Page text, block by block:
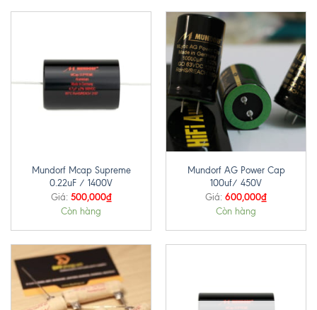
Mundorf Mcap Supreme
0.22uF / 1400V
Giá: 500,000₫
Còn hàng
Mundorf AG Power Cap
100uf/ 450V
Giá: 600,000₫
Còn hàng